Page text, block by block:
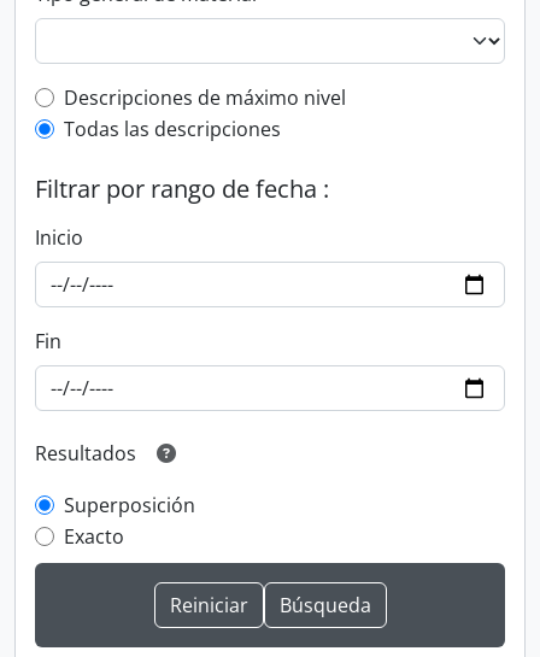
Top-level description filter
Descripciones de máximo nivel
Todas las descripciones
Filtrar por rango de fecha :
Inicio
Fin
Resultados
Superposición
Exacto